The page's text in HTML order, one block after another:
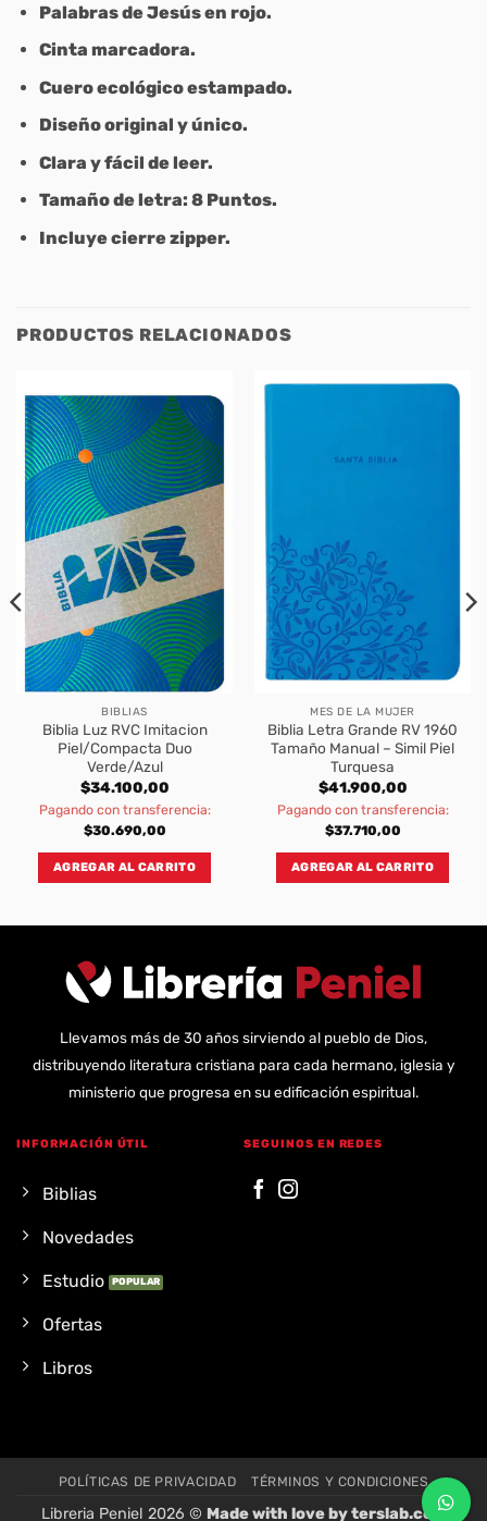
Palabras de Jesús en rojo.
Cinta marcadora.
Cuero ecológico estampado.
Diseño original y único.
Clara y fácil de leer.
Tamaño de letra: 8 Puntos.
Incluye cierre zipper.
PRODUCTOS RELACIONADOS
BIBLIAS
Biblia Luz RVC Imitacion
Piel/Compacta Duo
Verde/Azul
$34.100,00
Pagando con transferencia:
$30.690,00
AGREGAR AL CARRITO
MES DE LA MUJER
Biblia Letra Grande RV 1960
Tamaño Manual – Simil Piel
Turquesa
$41.900,00
Pagando con transferencia:
$37.710,00
AGREGAR AL CARRITO
Llevamos más de 30 años sirviendo al pueblo de Dios,
distribuyendo literatura cristiana para cada hermano, iglesia y
ministerio que progresa en su edificación espiritual.
INFORMACIÓN ÚTIL
Biblias
Novedades
Estudio
Ofertas
Libros
SEGUINOS EN REDES
POLÍTICAS DE PRIVACIDAD TÉRMINOS Y CONDICIONES
Libreria Peniel 2026 © Made with love byterslab.com